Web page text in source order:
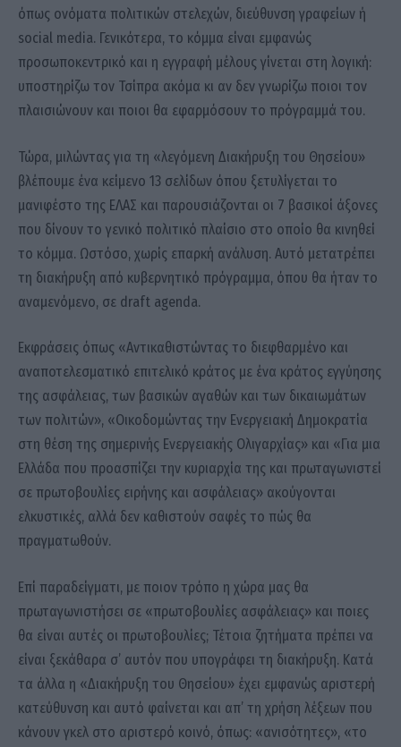
όπως ονόματα πολιτικών στελεχών, διεύθυνση γραφείων ή
social media. Γενικότερα, το κόμμα είναι εμφανώς
προσωποκεντρικό και η εγγραφή μέλους γίνεται στη λογική:
υποστηρίζω τον Τσίπρα ακόμα κι αν δεν γνωρίζω ποιοι τον
πλαισιώνουν και ποιοι θα εφαρμόσουν το πρόγραμμά του.
Τώρα, μιλώντας για τη «λεγόμενη Διακήρυξη του Θησείου»
βλέπουμε ένα κείμενο 13 σελίδων όπου ξετυλίγεται το
μανιφέστο της ΕΛΑΣ και παρουσιάζονται οι 7 βασικοί άξονες
που δίνουν το γενικό πολιτικό πλαίσιο στο οποίο θα κινηθεί
το κόμμα. Ωστόσο, χωρίς επαρκή ανάλυση. Αυτό μετατρέπει
τη διακήρυξη από κυβερνητικό πρόγραμμα, όπου θα ήταν το
αναμενόμενο, σε draft agenda.
Εκφράσεις όπως «Αντικαθιστώντας το διεφθαρμένο και
αναποτελεσματικό επιτελικό κράτος με ένα κράτος εγγύησης
της ασφάλειας, των βασικών αγαθών και των δικαιωμάτων
των πολιτών», «Οικοδομώντας την Ενεργειακή Δημοκρατία
στη θέση της σημερινής Ενεργειακής Ολιγαρχίας» και «Για μια
Ελλάδα που προασπίζει την κυριαρχία της και πρωταγωνιστεί
σε πρωτοβουλίες ειρήνης και ασφάλειας» ακούγονται
ελκυστικές, αλλά δεν καθιστούν σαφές το πώς θα
πραγματωθούν.
Επί παραδείγματι, με ποιον τρόπο η χώρα μας θα
πρωταγωνιστήσει σε «πρωτοβουλίες ασφάλειας» και ποιες
θα είναι αυτές οι πρωτοβουλίες; Τέτοια ζητήματα πρέπει να
είναι ξεκάθαρα σ’ αυτόν που υπογράφει τη διακήρυξη. Κατά
τα άλλα η «Διακήρυξη του Θησείου» έχει εμφανώς αριστερή
κατεύθυνση και αυτό φαίνεται και απ’ τη χρήση λέξεων που
κάνουν γκελ στο αριστερό κοινό, όπως: «ανισότητες», «το